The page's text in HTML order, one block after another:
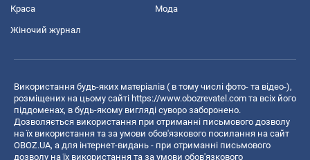
Краса Мода
Жіночий журнал
Використання будь-яких матеріалів ( в тому числі фото- та відео-),
розміщених на цьому сайті https://www.obozrevatel.com та всіх його
піддоменах, в будь-якому вигляді суворо заборонено.
Дозволяється використання при отриманні письмового дозволу
на їх використання та за умови обов'язкового посилання на сайт
OBOZ.UA, а для інтернет-видань - при отриманні письмового
дозволу на їх використання та за умови обов'язкового